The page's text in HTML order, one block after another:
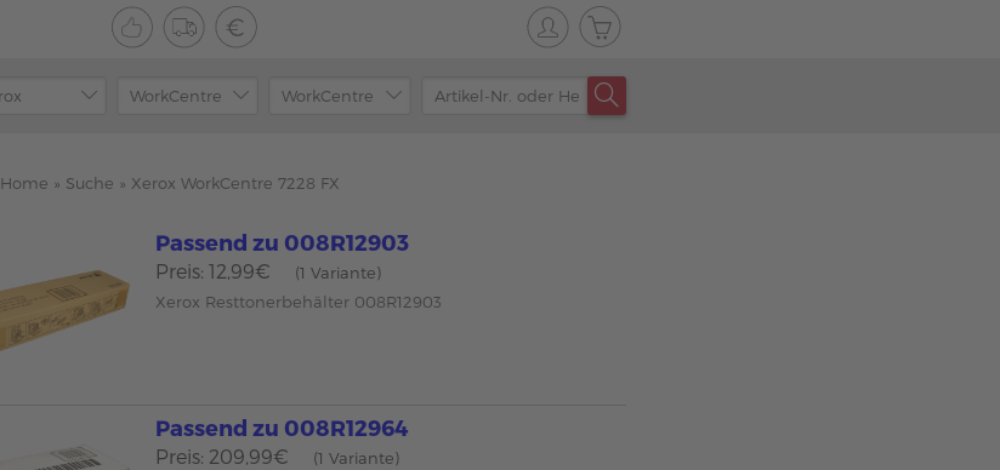
Home » Suche » Xerox WorkCentre 7228 FX
Passend zu 008R12903
Preis: 12,99€
(1 Variante)
Xerox Resttonerbehälter 008R12903
Passend zu 008R12964
Preis: 209,99€
(1 Variante)